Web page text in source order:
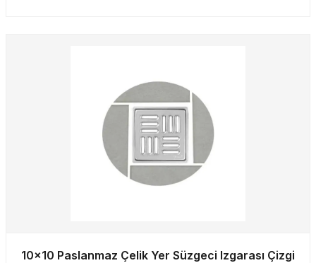
10×10 Paslanmaz Çelik Yer Süzgeci Izgarası Çizgi